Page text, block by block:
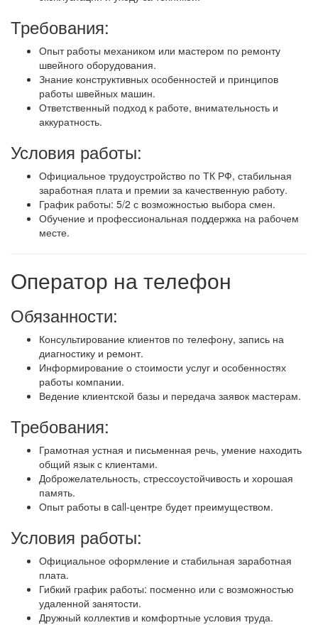
Требования:
Опыт работы механиком или мастером по ремонту
швейного оборудования.
Знание конструктивных особенностей и принципов
работы швейных машин.
Ответственный подход к работе, внимательность и
аккуратность.
Условия работы:
Официальное трудоустройство по ТК РФ, стабильная
заработная плата и премии за качественную работу.
График работы: 5/2 с возможностью выбора смен.
Обучение и профессиональная поддержка на рабочем
месте.
Оператор на телефон
Обязанности:
Консультирование клиентов по телефону, запись на
диагностику и ремонт.
Информирование о стоимости услуг и особенностях
работы компании.
Ведение клиентской базы и передача заявок мастерам.
Требования:
Грамотная устная и письменная речь, умение находить
общий язык с клиентами.
Доброжелательность, стрессоустойчивость и хорошая
память.
Опыт работы в call-центре будет преимуществом.
Условия работы:
Официальное оформление и стабильная заработная
плата.
Гибкий график работы: посменно или с возможностью
удаленной занятости.
Дружный коллектив и комфортные условия труда.